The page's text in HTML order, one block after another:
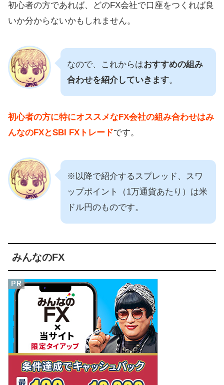
初心者の方であれば、どのFX会社で口座をつくれば良
いか分からないかもしれません。
なので、これからはおすすめの組み
合わせを紹介していきます。
初心者の方に特にオススメなFX会社の組み合わせはみ
んなのFXとSBI FXトレードです。
※以降で紹介するスプレッド、スワ
ップポイント（1万通貨あたり）は米
ドル円のものです。
みんなのFX